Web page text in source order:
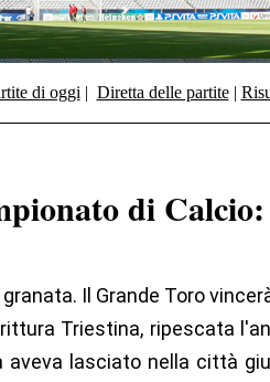
di oggi | Diretta delle partite|
di Calcio:
granata. Il Grande Toro
Triestina, ripescata
lasciato nella città